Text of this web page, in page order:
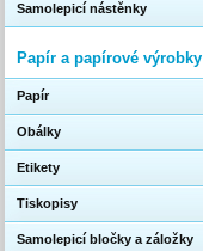
Samolepicí nástěnky
Papír a papírové výrobky
Papír
Obálky
Etikety
Tiskopisy
Samolepicí bločky a záložky